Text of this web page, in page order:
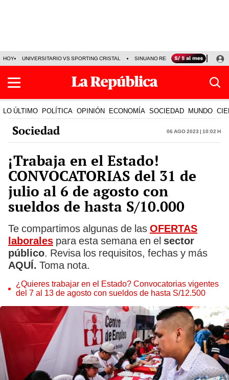
HOY UNIVERSITARIO VS SPORTING CRISTAL SINUANO RESULTADOS HOY
LO ÚLTIMO POLÍTICA OPINIÓN ECONOMÍA SOCIEDAD MUNDO
Sociedad 06 Ago 2023 | 10:02 h
¡Trabaja en el Estado!
CONVOCATORIAS del 31 de
julio al 6 de agosto con
sueldos de hasta S/10.000
Te compartimos algunas de las OFERTAS
laborales para esta semana en el sector
público. Revisa los requisitos, fechas y más
AQUÍ. Toma nota.
¿Quieres trabajar en el Estado? Convocatorias vigentes
del 7 al 13 de agosto con sueldos de hasta S/12.500